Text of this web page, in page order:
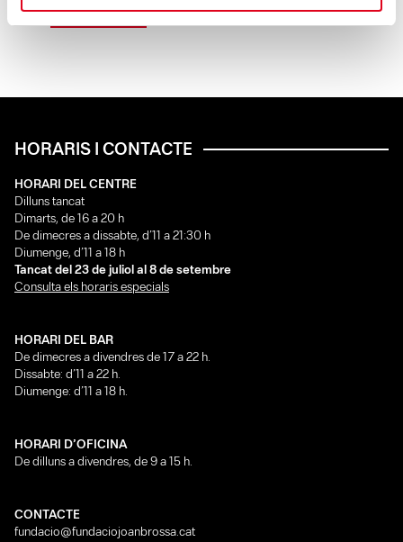
LLEGEIX
HORARIS I CONTACTE
HORARI DEL CENTRE
Dilluns tancat
Dimarts, de 16 a 20 h
De dimecres a dissabte, d’11 a 21:30 h
Diumenge, d’11 a 18 h
Tancat del 23 de juliol al 8 de setembre
Consulta els horaris especials
HORARI DEL BAR
De dimecres a divendres de 17 a 22 h.
Dissabte: d’11 a 22 h.
Diumenge: d’11 a 18 h.
HORARI D’OFICINA
De dilluns a divendres, de 9 a 15 h.
CONTACTE
fundacio@fundaciojoanbrossa.cat